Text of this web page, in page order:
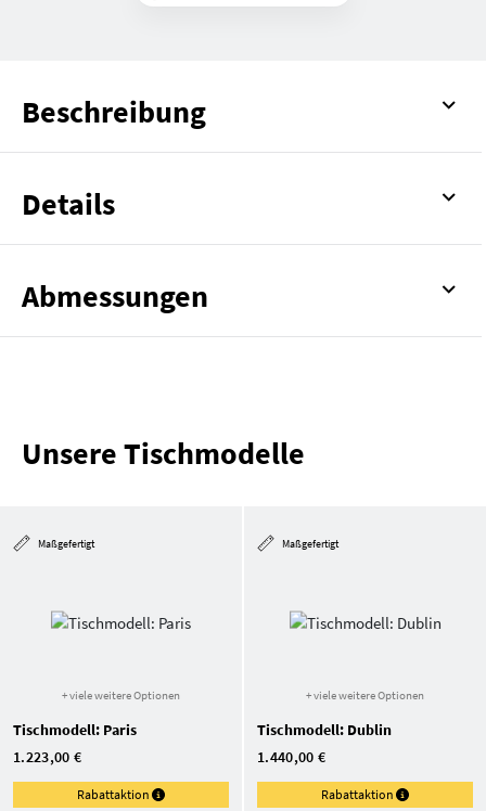
Beschreibung
Details
Abmessungen
Unsere Tischmodelle
Maßgefertigt
+ viele weitere Optionen
Tischmodell: Paris
1.223,00 €
Rabattaktion
Maßgefertigt
+ viele weitere Optionen
Tischmodell: Dublin
1.440,00 €
Rabattaktion